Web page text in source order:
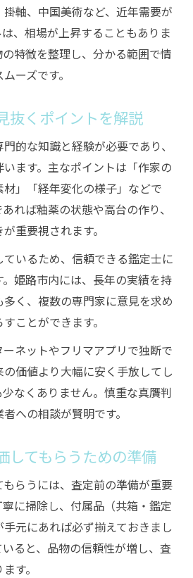
軸、中国美術など、近年需要が
、相場が上昇することもありま
特徴を整理し、分かる範囲で情
ーズです。
抜くポイントを解説
的な知識と経験が必要であり、
ます。主なポイントは「作家の
」「経年変化の様子」などで
れば釉薬の状態や高台の作り、
重要視されます。
いるため、信頼できる鑑定士に
姫路市内には、長年の実績を持
く、複数の専門家に意見を求め
ことができます。
ネットやフリマアプリで独断で
価値より大幅に安く手放してし
なくありません。慎重な真贋判
への相談が賢明です。
してもらうための準備
らうには、査定前の準備が重要
に掃除し、付属品（共箱・鑑定
元にあれば必ず揃えておきまし
ると、品物の信頼性が増し、査
す。